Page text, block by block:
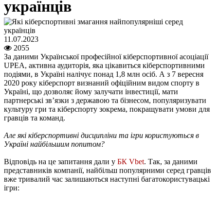
українців
11.07.2023
2055
За даними Української професійної кіберспортивної асоціації
UPEA, активна аудиторія, яка цікавиться кіберспортивними
подіями, в Україні налічує понад 1,8 млн осіб. А з 7 вересня
2020 року кіберспорт визнаний офіційним видом спорту в
Україні, що дозволяє йому залучати інвестиції, мати
партнерські звʼязки з державою та бізнесом, популяризувати
культуру гри та кіберспорту зокрема, покращувати умови для
гравців та команд.
Але які кіберспортивні дисципліни та ігри користуються в
Україні найбільшим попитом?
Відповідь на це запитання дали у БК Vbet. Так, за даними
представників компанії, найбільш популярними серед гравців
вже тривалий час залишаються наступні багатокористувацькі
ігри: